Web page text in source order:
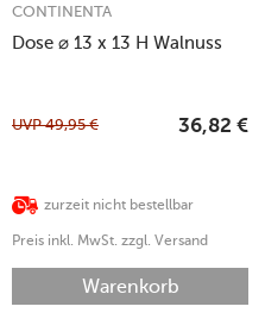
Dose ⌀ 13 x 13 H Walnuss
CONTINENTA
zurzeit nicht bestellbar
UVP49,95 € 36,82 €
Preis inkl. MwSt. zzgl. Versand
Warenkorb